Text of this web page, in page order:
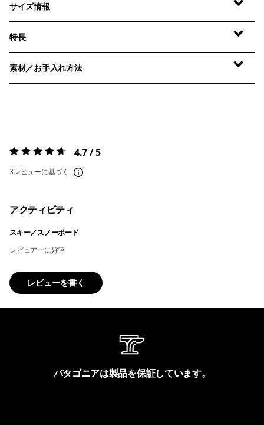
サイズ情報
特長
素材／お手入れ方法
評価:4.7 / 5 4.7 / 5
3レビューに基づく
アクティビティ
スキー／スノーボード
レビュアーに好評
レビューを書く
パタゴニアは製品を保証しています。